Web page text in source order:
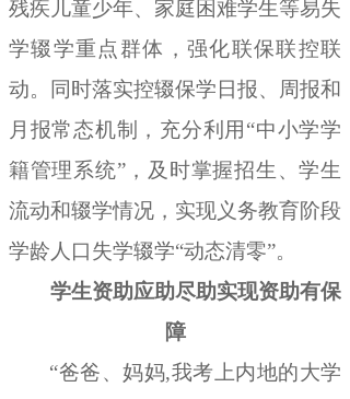
残疾儿童少年、家庭困难学生等易失
学辍学重点群体，强化联保联控联
动。 同时落实控辍保学日报、周报和
月报常态机制，充分利用“中小学学
籍管理系统”， 及时掌握招生、学生
流动和辍学情况，实现义务教育阶段
学龄人口失学辍学“动态清零”。
学生资助应助尽助实现资助有保
障
“爸爸、妈妈,我考上内地的大学